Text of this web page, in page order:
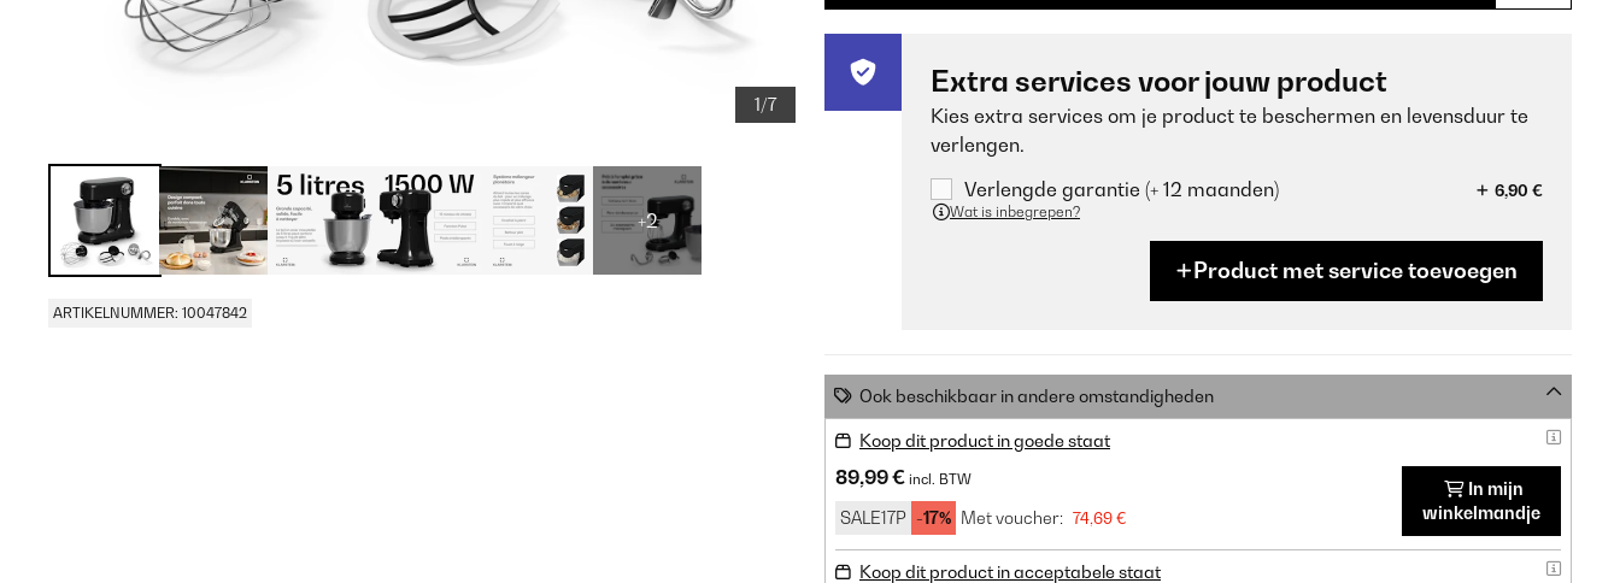
1/7
+2
ARTIKELNUMMER: 10047842
Extra services voor jouw product
Kies extra services om je product te beschermen en levensduur te
verlengen.
Verlengde garantie (+ 12 maanden)
6,90 €
Wat is inbegrepen?
Product met service toevoegen
Ook beschikbaar in andere omstandigheden
Koop dit product in goede staat
89,99 € incl. BTW
SALE17P -17% Met voucher: 74,69 €
In mijn
winkelmandje
Koop dit product in acceptabele staat